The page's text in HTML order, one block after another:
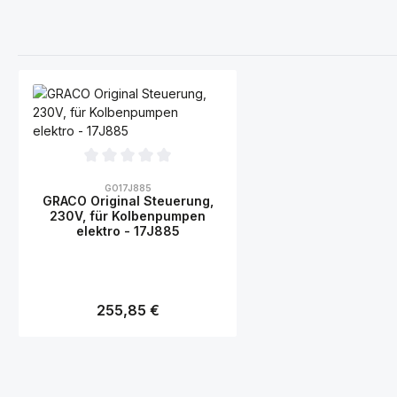
GO17J885
GRACO Original Steuerung,
230V, für Kolbenpumpen
elektro - 17J885
Regulärer Preis:
255,85 €